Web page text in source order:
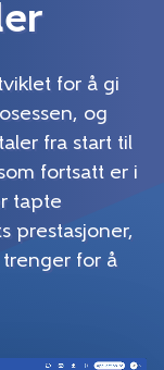
for å gi
og
fra start til
fortsatt er i
tapte
prestasjoner,
for å